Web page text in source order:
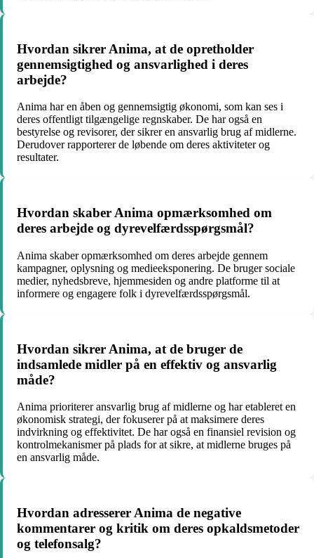
Hvordan sikrer Anima, at de opretholder
gennemsigtighed og ansvarlighed i deres
arbejde?
Anima har en åben og gennemsigtig økonomi, som kan ses i
deres offentligt tilgængelige regnskaber. De har også en
bestyrelse og revisorer, der sikrer en ansvarlig brug af midlerne.
Derudover rapporterer de løbende om deres aktiviteter og
resultater.
Hvordan skaber Anima opmærksomhed om
deres arbejde og dyrevelfærdsspørgsmål?
Anima skaber opmærksomhed om deres arbejde gennem
kampagner, oplysning og medieeksponering. De bruger sociale
medier, nyhedsbreve, hjemmesiden og andre platforme til at
informere og engagere folk i dyrevelfærdsspørgsmål.
Hvordan sikrer Anima, at de bruger de
indsamlede midler på en effektiv og ansvarlig
måde?
Anima prioriterer ansvarlig brug af midlerne og har etableret en
økonomisk strategi, der fokuserer på at maksimere deres
indvirkning og effektivitet. De har også en finansiel revision og
kontrolmekanismer på plads for at sikre, at midlerne bruges på
en ansvarlig måde.
Hvordan adresserer Anima de negative
kommentarer og kritik om deres opkaldsmetoder
og telefonsalg?